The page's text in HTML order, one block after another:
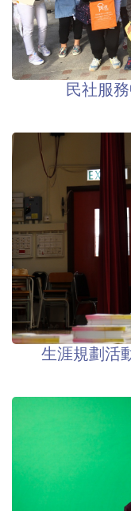
民社服
生涯規劃活